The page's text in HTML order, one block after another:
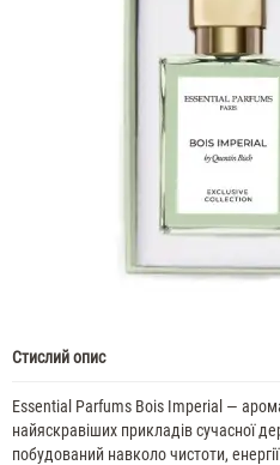
Стислий опис
Essential Parfums Bois Imperial —
найяскравіших прикладів сучасної
побудований навколо чистоти,